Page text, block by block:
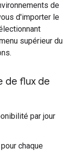
de
d'importer le
supérieur du
de flux de
par jour
chaque